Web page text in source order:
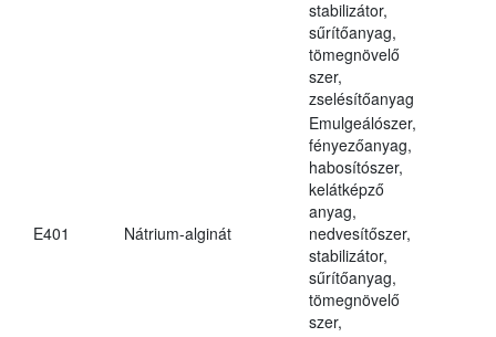
stabilizátor,
sűrítőanyag,
tömegnövelő
szer,
zselésítőanyag
E401 Nátrium-alginát
Emulgeálószer,
fényezőanyag,
habosítószer,
kelátképző
anyag,
nedvesítőszer,
stabilizátor,
sűrítőanyag,
tömegnövelő
szer,